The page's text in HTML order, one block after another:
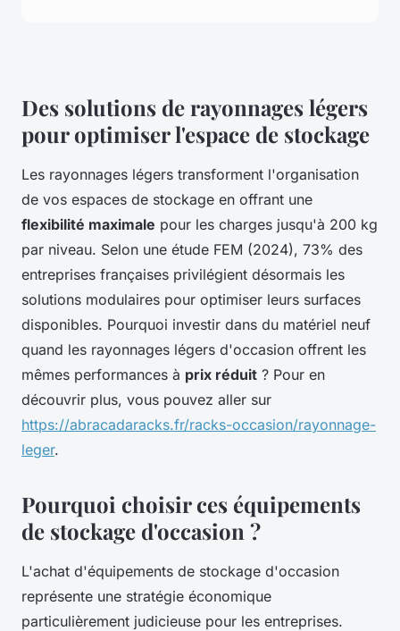
Des solutions de rayonnages légers
pour optimiser l'espace de stockage
Les rayonnages légers transforment l'organisation
de vos espaces de stockage en offrant une
flexibilité maximale pour les charges jusqu'à 200 kg
par niveau. Selon une étude FEM (2024), 73% des
entreprises françaises privilégient désormais les
solutions modulaires pour optimiser leurs surfaces
disponibles. Pourquoi investir dans du matériel neuf
quand les rayonnages légers d'occasion offrent les
mêmes performances à prix réduit ? Pour en
découvrir plus, vous pouvez aller sur
https://abracadaracks.fr/racks-occasion/rayonnage-
leger.
Pourquoi choisir ces équipements
de stockage d'occasion ?
L'achat d'équipements de stockage d'occasion
représente une stratégie économique
particulièrement judicieuse pour les entreprises.